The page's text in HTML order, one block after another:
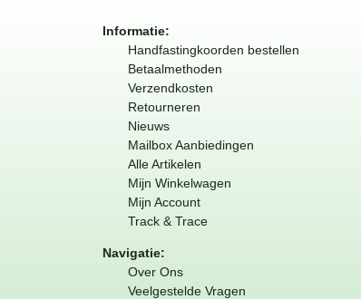
Informatie:
Handfastingkoorden bestellen
Betaalmethoden
Verzendkosten
Retourneren
Nieuws
Mailbox Aanbiedingen
Alle Artikelen
Mijn Winkelwagen
Mijn Account
Track & Trace
Navigatie:
Over Ons
Veelgestelde Vragen